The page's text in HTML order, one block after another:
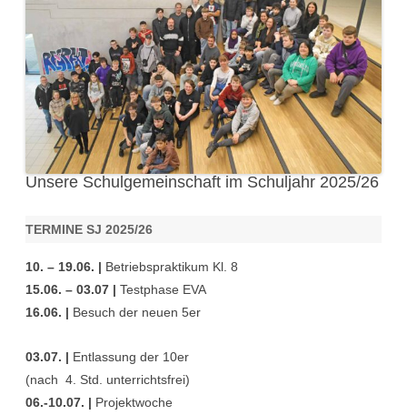
Unsere Schulgemeinschaft im Schuljahr 2025/26
TERMINE SJ 2025/26
10. – 19.06. | Betriebspraktikum Kl. 8
15.06. – 03.07 | Testphase EVA
16.06. | Besuch der neuen 5er
03.07. | Entlassung der 10er
(nach 4. Std. unterrichtsfrei)
06.-10.07. | Projektwoche